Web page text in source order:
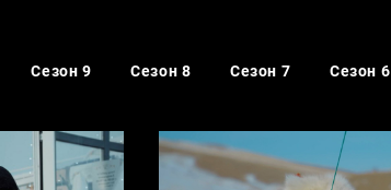
Сезон 9 Сезон 8 Сезон 7 Сезон 6